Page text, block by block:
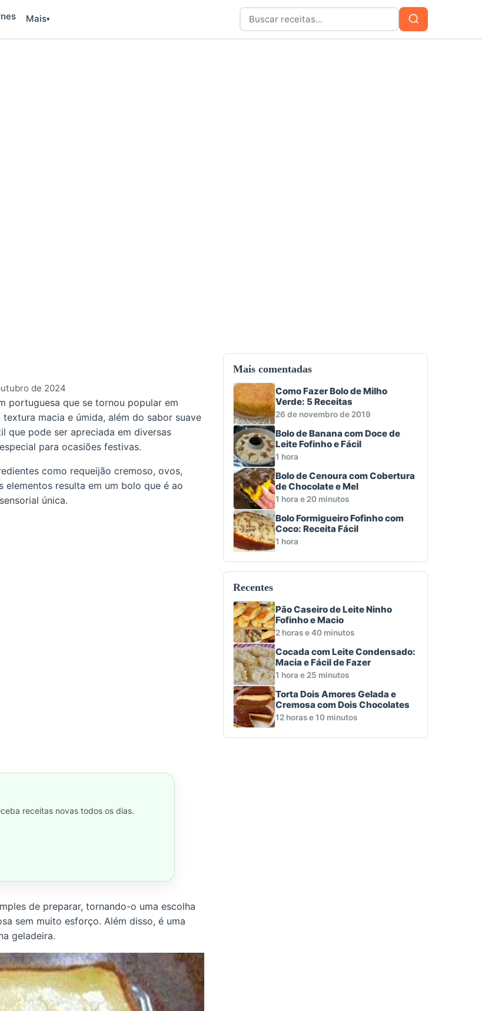
Mais
Buscar
por:
Buscar
de 2024
portuguesa que se tornou popular em
macia e úmida, além do sabor suave
que pode ser apreciada em diversas
para ocasiões festivas.
como requeijão cremoso, ovos,
resulta em um bolo que é ao
única.
receitas novas todos os dias.
de preparar, tornando-o uma escolha
sem muito esforço. Além disso, é uma
geladeira.
Mais comentadas
Como Fazer Bolo de Milho
Verde: 5 Receitas
26 de novembro de 2019
Bolo de Banana com Doce de
Leite Fofinho e Fácil
1 hora
Bolo de Cenoura com Cobertura
de Chocolate e Mel
1 hora e 20 minutos
Bolo Formigueiro Fofinho com
Coco: Receita Fácil
1 hora
Recentes
Pão Caseiro de Leite Ninho
Fofinho e Macio
2 horas e 40 minutos
Cocada com Leite Condensado:
Macia e Fácil de Fazer
1 hora e 25 minutos
Torta Dois Amores Gelada e
Cremosa com Dois Chocolates
12 horas e 10 minutos